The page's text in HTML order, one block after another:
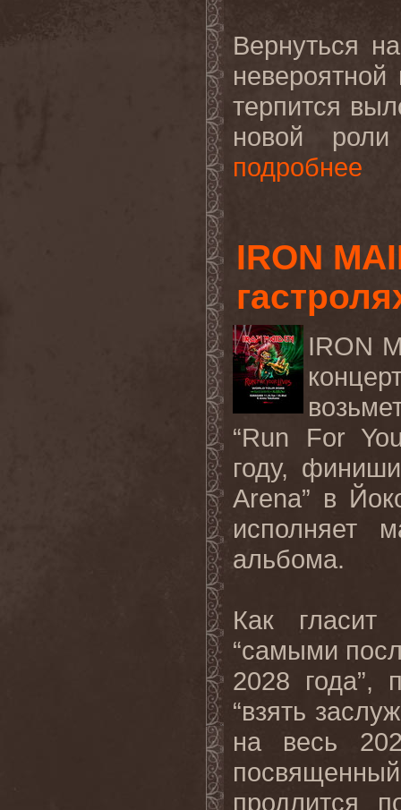
Вернуться
терпится
новой
подробнее
IRON
IRON
“Run For
году,
Arena” в
исполняет
альбома.
Как гласит
“самыми
2028 года”,
“взять
на весь
посвященный
продлится